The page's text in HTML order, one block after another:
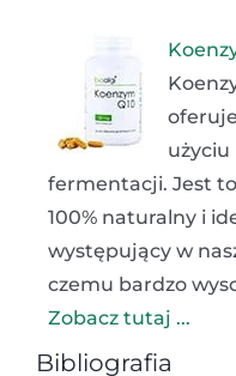
fermentacji. Jest
100% naturalny i
występujący w
czemu bardzo
Zobacz tutaj ...
Bibliografia